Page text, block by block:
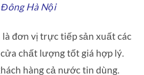
Hà Nội
là đơn vị trực tiếp sản xuất các
chất lượng tốt giá hợp lý.
hàng cả nước tin dùng.